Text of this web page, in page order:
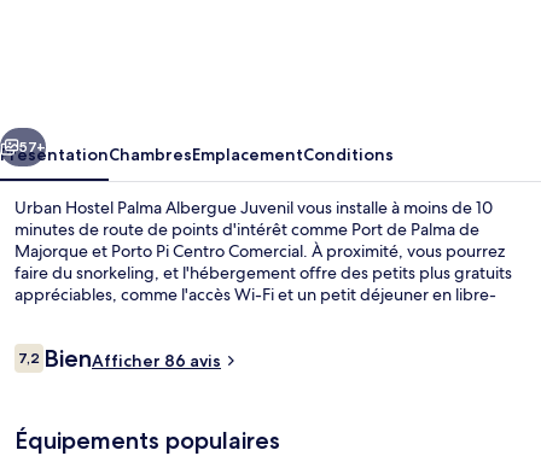
Juvenil
Suivant
57+
PrésentationChambresEmplacementConditions
Urban Hostel Palma Albergue Juvenil vous installe à moins de 10
minutes de route de points d'intérêt comme Port de Palma de
Majorque et Porto Pi Centro Comercial. À proximité, vous pourrez
faire du snorkeling, et l'hébergement offre des petits plus gratuits
appréciables, comme l'accès Wi-Fi et un petit déjeuner en libre-
comme Cathédrale Santa María de Palma et Plage de Palma.
Avis
voyageurs
7,27,2 sur 10
BienAfficher 86 avis
Équipements populaires